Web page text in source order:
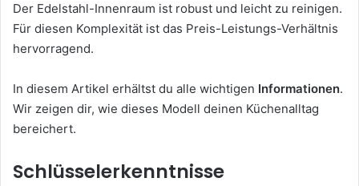
Der Edelstahl-Innenraum ist robust und leicht zu reinigen.
Für diesen Komplexität ist das Preis-Leistungs-Verhältnis
hervorragend.
In diesem Artikel erhältst du alle wichtigen Informationen.
Wir zeigen dir, wie dieses Modell deinen Küchenalltag
bereichert.
Schlüsselerkenntnisse